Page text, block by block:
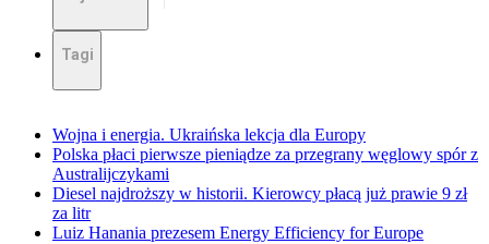
Tagi
Wojna i energia. Ukraińska lekcja dla Europy
Polska płaci pierwsze pieniądze za przegrany węglowy spór z
Australijczykami
Diesel najdroższy w historii. Kierowcy płacą już prawie 9 zł
za litr
Luiz Hanania prezesem Energy Efficiency for Europe